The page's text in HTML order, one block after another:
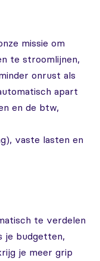
missie om
te stroomlijnen,
onrust als
apart
en de btw,
vaste lasten en
te verdelen
je budgetten,
je meer grip